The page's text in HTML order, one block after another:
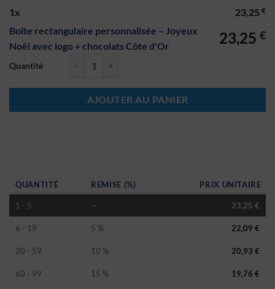
1x 23,25 €
Boîte rectangulaire personnalisée – Joyeux
Noël avec logo + chocolats Côte d'Or
23,25 €
quantité de Boîte rectangulaire personnalisée – Joyeux Noël avec
AJOUTER AU PANIER
QUANTITÉ REMISE (%) PRIX UNITAIRE
1 - 5 — 23,25 €
6 - 19 5 % 22,09 €
20 - 59 10 % 20,93 €
60 - 99 15 % 19,76 €